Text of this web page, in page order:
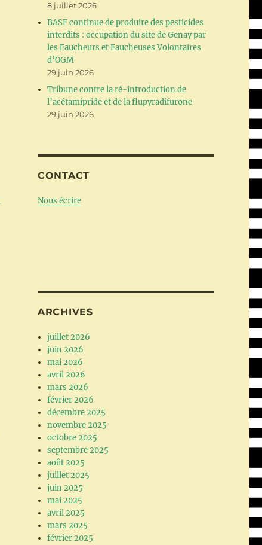
8 juillet 2026
BASF continue de produire des pesticides
interdits : occupation du site de Genay par
les Faucheurs et Faucheuses Volontaires
d’OGM
29 juin 2026
Tribune contre la ré-introduction de
l’acétamipride et de la flupyradifurone
29 juin 2026
CONTACT
Nous écrire
ARCHIVES
juillet 2026
juin 2026
mai 2026
avril 2026
mars 2026
février 2026
décembre 2025
novembre 2025
octobre 2025
septembre 2025
août 2025
juillet 2025
juin 2025
mai 2025
avril 2025
mars 2025
février 2025